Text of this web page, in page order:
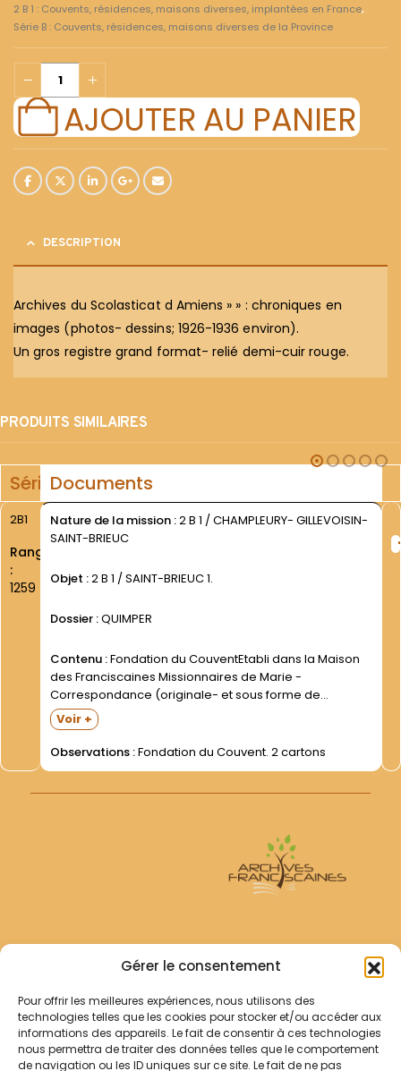
Gérer le consentement
Pour offrir les meilleures expériences, nous utilisons des
technologies telles que les cookies pour stocker et/ou accéder aux
informations des appareils. Le fait de consentir à ces technologies
nous permettra de traiter des données telles que le comportement
de navigation ou les ID uniques sur ce site. Le fait de ne pas
2 B 1 : Couvents, résidences, maisons diverses, implantées en France,
Série B : Couvents, résidences, maisons diverses de la Province
AJOUTER AU PANIER
DESCRIPTION
Archives du Scolasticat d Amiens » » : chroniques en
images (photos- dessins; 1926-1936 environ).
Un gros registre grand format- relié demi-cuir rouge.
PRODUITS SIMILAIRES
SérieDocuments
2B1
Rang
:
1259
Nature de la mission :2 B 1 / CHAMPLEURY- GILLEVOISIN-
SAINT-BRIEUC
Objet :2 B 1 / SAINT-BRIEUC 1.
Dossier :QUIMPER
Contenu :Fondation du CouventEtabli dans la Maison
des Franciscaines Missionnaires de Marie -
Correspondance (originale- et sous forme de
copies)- actes notariés- rescrit de la Congrégation
romaine pour la Discipline religieuse- extrait des écrits
de la Bienheureuse Marie de la Passion- notes...
Voir +
Observations :Fondation du Couvent. 2 cartons
Archives Franciscaines
RECHERCHER
Comment chercher ?
Les archives